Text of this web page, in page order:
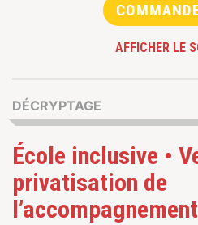
AFFICHER LE
DÉCRYPTAGE
École inclusive •
privatisation de